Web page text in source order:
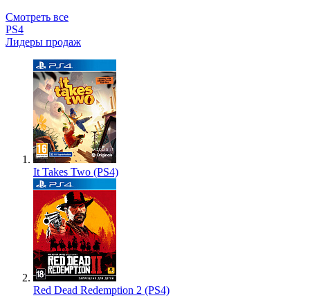
Смотреть все
PS4
Лидеры продаж
It Takes Two (PS4)
Red Dead Redemption 2 (PS4)